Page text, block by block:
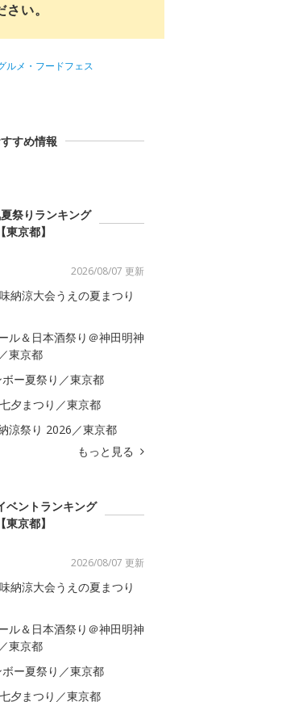
い。
ルメ・フードフェス
すめ情報
祭りランキング
【東京都】
2026/08/07 更新
納涼大会うえの夏まつり
ル＆日本酒祭り＠神田明神
東京都
ー夏祭り／東京都
夕まつり／東京都
涼祭り 2026／東京都
もっと見る
ベントランキング
【東京都】
2026/08/07 更新
納涼大会うえの夏まつり
ル＆日本酒祭り＠神田明神
東京都
ー夏祭り／東京都
夕まつり／東京都